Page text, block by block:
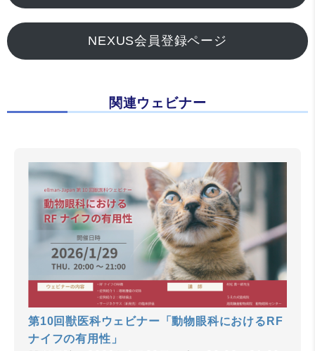
NEXUS会員登録ページ
関連ウェビナー
第10回獣医科ウェビナー「動物眼科におけるRF
ナイフの有用性」